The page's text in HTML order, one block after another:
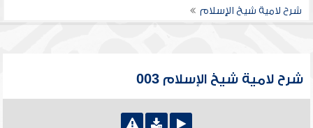
شرح لامية شيخ الإسلام
شرح لامية شيخ الإسلام 003